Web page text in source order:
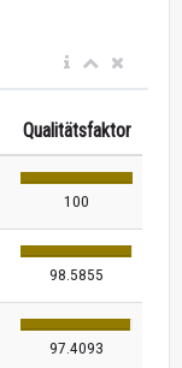
Qualitätsfaktor
100
98.5855
97.4093